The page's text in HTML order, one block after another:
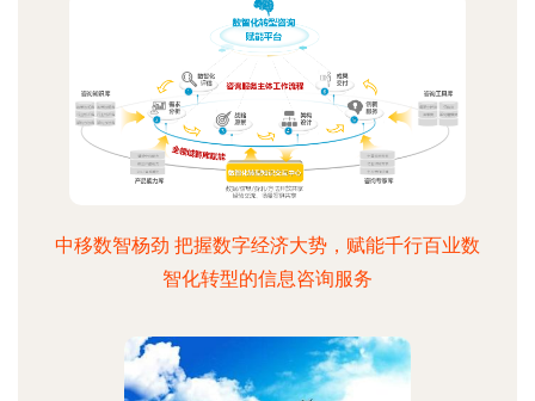
中移数智杨劲 把握数字经济大势，赋能千行百业数
智化转型的信息咨询服务